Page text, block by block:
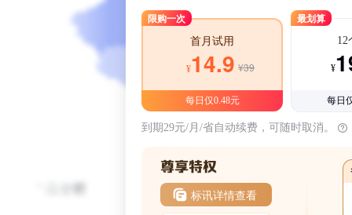
限购一次
首月试用
¥14.9 ¥39
每日仅0.48元
最划算
12
¥
每日
到期29元/月/省自动续费，可随时取消。
标讯详情查看